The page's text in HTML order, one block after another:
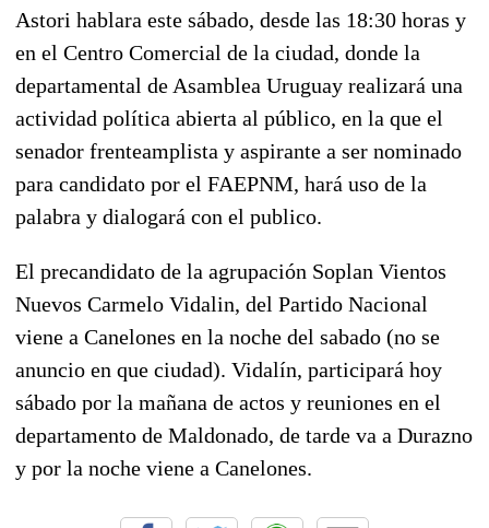
Astori hablara este sábado, desde las 18:30 horas y
en el Centro Comercial de la ciudad, donde la
departamental de Asamblea Uruguay realizará una
actividad política abierta al público, en la que el
senador frenteamplista y aspirante a ser nominado
para candidato por el FAEPNM, hará uso de la
palabra y dialogará con el publico.
El precandidato de la agrupación Soplan Vientos
Nuevos Carmelo Vidalin, del Partido Nacional
viene a Canelones en la noche del sabado (no se
anuncio en que ciudad). Vidalín, participará hoy
sábado por la mañana de actos y reuniones en el
departamento de Maldonado, de tarde va a Durazno
y por la noche viene a Canelones.